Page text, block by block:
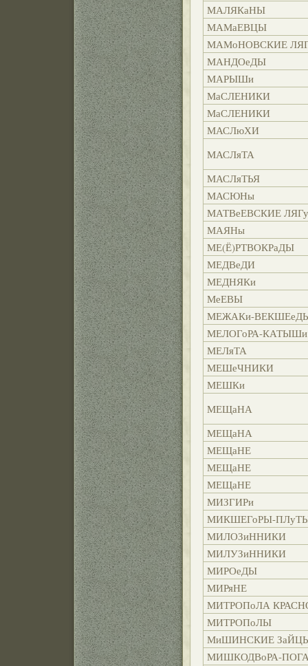
МАЛЯКаНЫ
МАМаЕВЦЫ
МАМоНОВСКИЕ
МАНДОеДЫ
МАРЫШи
МаСЛЕНИКИ
МаСЛЕНИКИ
МАСЛюХИ
МАСЛяТА
МАСЛяТЬЯ
МАСЮНы
МАТВеЕВСКИЕ
МАЯНы
МЕ(Ё)РТВОКРаДЫ
МЕДВеДИ
МЕДНЯКи
МеЕВЫ
МЕЖАКи-
МЕЛОГоРА-КАТЫШи
МЕЛяТА
МЕШеЧНИКИ
МЕШКи
МЕЩаНА
МЕЩаНА
МЕЩаНЕ
МЕЩаНЕ
МЕЩаНЕ
МИЗГИРи
МИКШЕГоРЫ-
МИЛОЗиННИКИ
МИЛУЗиННИКИ
МИРОеДЫ
МИРяНЕ
МИТРОПоЛА
МИТРОПоЛЫ
МиШИНСКИЕ
МИШКОДВоРА-